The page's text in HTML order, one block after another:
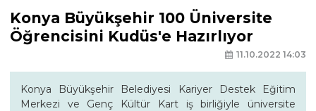
Konya Büyükşehir 100 Üniversite
Öğrencisini Kudüs'e Hazırlıyor
11.10.2022 14:03
Konya Büyükşehir Belediyesi Kariyer Destek Eğitim
Merkezi ve Genç Kültür Kart iş birliğiyle üniversite